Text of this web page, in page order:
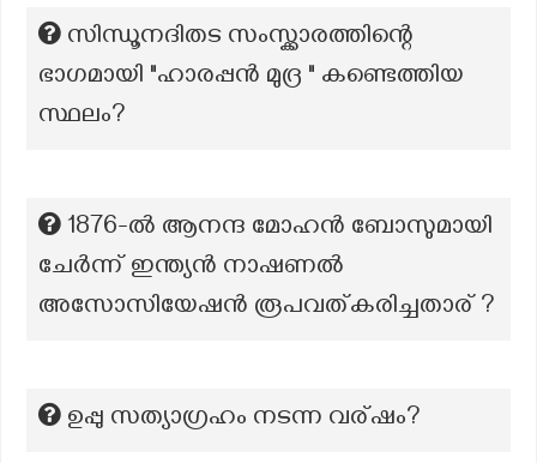
സിന്ധൂനദിതട സംസ്ക്കാരത്തിന്റെ
ഭാഗമായി "ഹാരപ്പൻ മുദ്ര " കണ്ടെത്തിയ
സ്ഥലം?
1876-ൽ ആനന്ദ മോഹൻ ബോസുമായി
ചേർന്ന് ഇന്ത്യൻ നാഷണൽ
അസോസിയേഷൻ രൂപവത്കരിച്ചതാര് ?
ഉപ്പു സത്യാഗ്രഹം നടന്ന വര്ഷം?